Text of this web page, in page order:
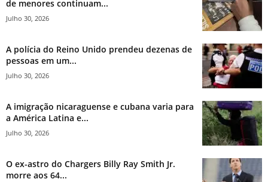
de menores continuam...
Julho 30, 2026
A polícia do Reino Unido prendeu dezenas de
pessoas em um...
Julho 30, 2026
A imigração nicaraguense e cubana varia para
a América Latina e...
Julho 30, 2026
O ex-astro do Chargers Billy Ray Smith Jr.
morre aos 64...